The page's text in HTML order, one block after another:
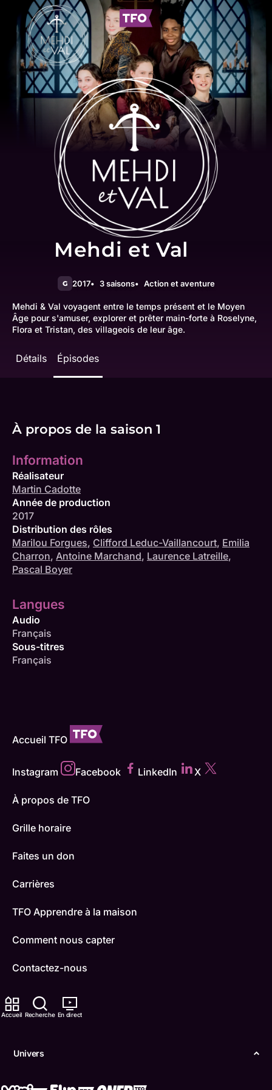
Accueil Recherche En direct
Univers
Mehdi et Val
G 2017 3 saisons Action et aventure
Mehdi & Val voyagent entre le temps présent et le Moyen
Âge pour s'amuser, explorer et prêter main-forte à Roselyne,
Flora et Tristan, des villageois de leur âge.
Détails Épisodes
À propos de la saison 1
Information
Réalisateur
Martin Cadotte
Année de production
2017
Distribution des rôles
Marilou Forgues, Clifford Leduc-Vaillancourt, Emilia
Charron, Antoine Marchand, Laurence Latreille,
Pascal Boyer
Langues
Audio
Français
Sous-titres
Français
Accueil TFO
Instagram Facebook LinkedIn X
À propos de TFO
Grille horaire
Faites un don
Carrières
TFO Apprendre à la maison
Comment nous capter
Contactez-nous
ONFR
Boukili